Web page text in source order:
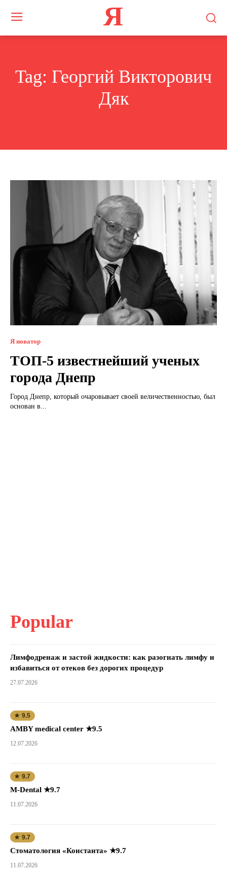
Я
Tag: Георгий Викторович
Дяк
Я новатор
ТОП-5 известнейший ученых
города Днепр
Город Днепр, который очаровывает своей величественностью, был
основан в...
Popular
Лимфодренаж и застой жидкости: как разогнать лимфу и
избавиться от отеков без дорогих процедур
27.07.2026
★ 9.5
AMBY medical center ★9.5
12.07.2026
★ 9.7
M-Dental ★9.7
11.07.2026
★ 9.7
Стоматология «Константа» ★9.7
11.07.2026